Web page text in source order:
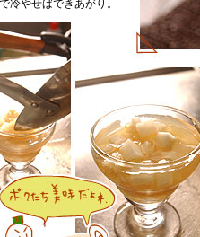
冷やせばできあがり。